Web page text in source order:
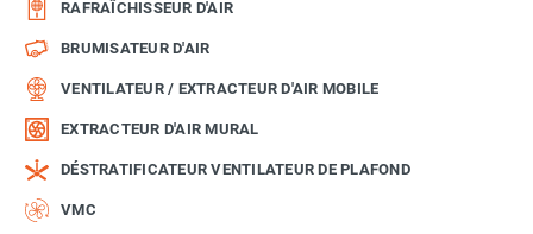
RAFRAÎCHISSEUR D'AIR
BRUMISATEUR D'AIR
VENTILATEUR / EXTRACTEUR D'AIR MOBILE
EXTRACTEUR D'AIR MURAL
DÉSTRATIFICATEUR VENTILATEUR DE PLAFOND
VMC